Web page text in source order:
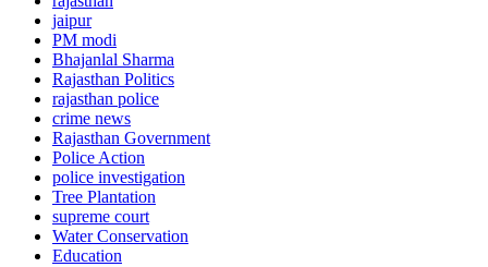
jaipur
PM modi
Bhajanlal Sharma
Rajasthan Politics
rajasthan police
crime news
Rajasthan Government
Police Action
police investigation
Tree Plantation
supreme court
Water Conservation
Education